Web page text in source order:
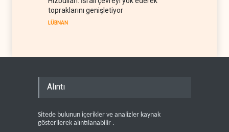
topraklarını genişletiyor
LÜBNAN
Alıntı
Sitede bulunun içerikler ve analizler kaynak
gösterilerek alıntılanabilir .